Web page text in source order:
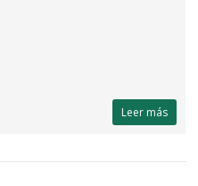
Leer más